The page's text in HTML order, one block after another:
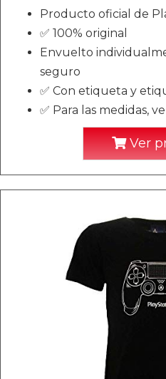
Producto oficial de
✅ 100% original
Envuelto
seguro
✅ Con etiqueta y
✅ Para las medidas,
Ver